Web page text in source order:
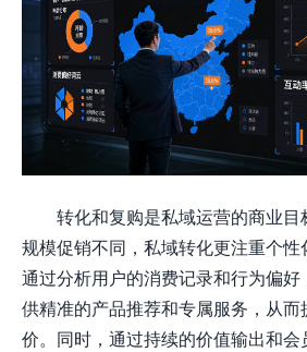
转化和复购是私域运营的商业目
规模促销不同，私域转化更注重个性
通过分析用户的消费记录和行为偏好
供精准的产品推荐和专属服务，从而
价。同时，通过持续的价值输出和会